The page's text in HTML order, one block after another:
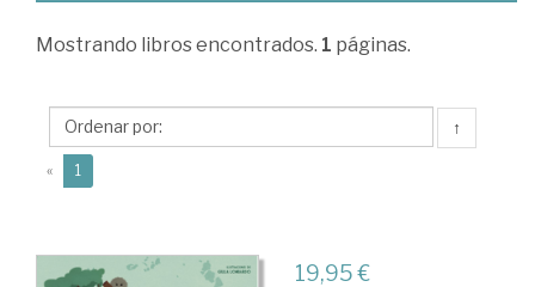
Peraboni,
Mostrando libros encontrados. 1 páginas.
↑
« 1
19,95 €